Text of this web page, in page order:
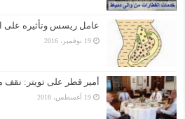
عامل ريسس وتأثيره على
19 نوفمبر، 2016
أمير قطر على تويتر: نقف
19 أغسطس، 2018